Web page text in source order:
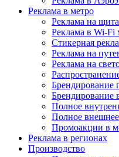
Реклама в метро
Реклама на
Реклама в Wi-Fi
Стикерная
Реклама на
Реклама на
Брендирование
Брендирование
Полное
Полное
Промоакции в
Реклама в регионах
Производство